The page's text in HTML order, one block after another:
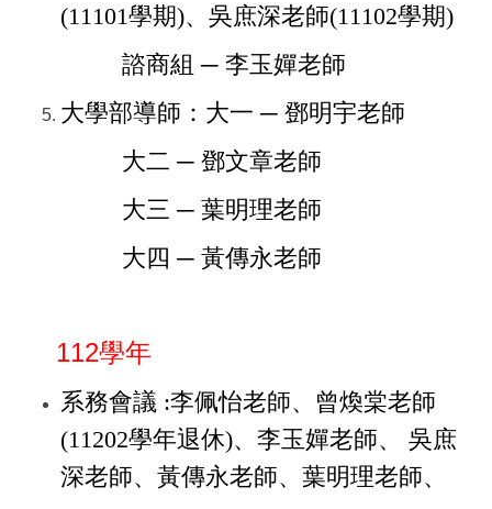
(11101學期)、吳庶深老師(11102學期)
諮商組 ─ 李玉嬋老師
大學部導師：大一 ─ 鄧明宇老師
大二 ─ 鄧文章老師
大三 ─ 葉明理老師
大四 ─ 黃傳永老師
112學年
系務會議 :李佩怡老師、曾煥棠老師
(11202學年退休)、李玉嬋老師、 吳庶
深老師、黃傳永老師、葉明理老師、